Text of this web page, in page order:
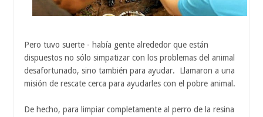
Pero tuvo suerte - había gente alrededor que están
dispuestos no sólo simpatizar con los problemas del animal
desafortunado, sino también para ayudar. Llamaron a una
misión de rescate cerca para ayudarles con el pobre animal.
De hecho, para limpiar completamente al perro de la resina